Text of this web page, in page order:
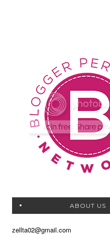
ABOUT US
zellta02@gmail.com